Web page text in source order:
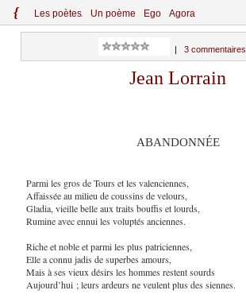
{ Les poètes Un poème Ego Agora
3 commentaires
Jean Lorrain
ABANDONNÉE
Parmi les gros de Tours et les valenciennes,
Affaissée au milieu de coussins de velours,
Gladia, vieille belle aux traits bouffis et lourds,
Rumine avec ennui les voluptés anciennes.
Riche et noble et parmi les plus patriciennes,
Elle a connu jadis de superbes amours,
Mais à ses vieux désirs les hommes restent sourds
Aujourd’hui ; leurs ardeurs ne veulent plus des siennes.